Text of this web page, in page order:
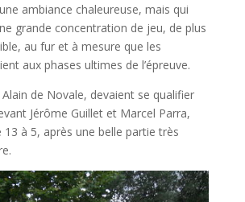
ambiance chaleureuse, mais qui
grande concentration de jeu, de plus
au fur et à mesure que les
aux phases ultimes de l’épreuve.
de Novale, devaient se qualifier
Jérôme Guillet et Marcel Parra,
13 à 5, après une belle partie très